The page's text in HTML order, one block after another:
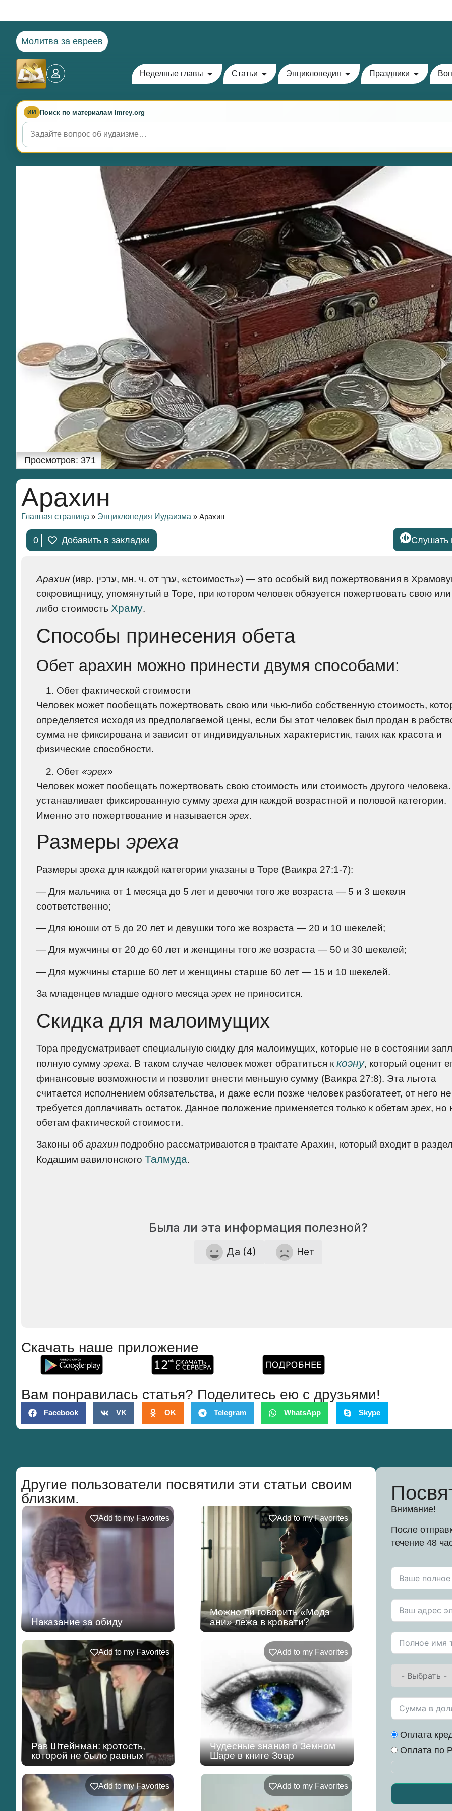
Молитва за евреев
Неделные главы Статьи Энциклопедия Праздники
ИИ Поиск по материалам Imrey.org
Просмотров: 371
Арахин
Главная страница » Энциклопедия Иудаизма » Арахин
0 Добавить в закладки Слушать
Арахин (ивр. ערכין, мн. ч. от ערך, «стоимость») — это особый вид пожертвования в Храмовую
сокровищницу, упомянутый в Торе, при котором человек обязуется пожертвовать свою
либо стоимость Храму.
Способы принесения обета
Обет арахин можно принести двумя способами:
Обет фактической стоимости
Человек может пообещать пожертвовать свою или чью-либо собственную стоимость,
определяется исходя из предполагаемой цены, если бы этот человек был продан в
сумма не фиксирована и зависит от индивидуальных характеристик, таких как красота и
физические способности.
Обет «эрех»
Человек может пообещать пожертвовать свою стоимость или стоимость другого
устанавливает фиксированную сумму эреха для каждой возрастной и половой категории.
Именно это пожертвование и называется эрех.
Размеры эреха
Размеры эреха для каждой категории указаны в Торе (Ваикра 27:1-7):
— Для мальчика от 1 месяца до 5 лет и девочки того же возраста — 5 и 3 шекеля
соответственно;
— Для юноши от 5 до 20 лет и девушки того же возраста — 20 и 10 шекелей;
— Для мужчины от 20 до 60 лет и женщины того же возраста — 50 и 30 шекелей;
— Для мужчины старше 60 лет и женщины старше 60 лет — 15 и 10 шекелей.
За младенцев младше одного месяца эрех не приносится.
Скидка для малоимущих
Тора предусматривает специальную скидку для малоимущих, которые не в состоянии
полную сумму эреха. В таком случае человек может обратиться к коэну, который оценит
финансовые возможности и позволит внести меньшую сумму (Ваикра 27:8). Эта льгота
считается исполнением обязательства, и даже если позже человек разбогатеет, от него не
требуется доплачивать остаток. Данное положение применяется только к обетам эрех, но
обетам фактической стоимости.
Законы об арахин подробно рассматриваются в трактате Арахин, который входит в
Кодашим вавилонского Талмуда.
Была ли эта информация полезной?
Да (4) Нет
Скачать наше приложение
Вам понравилась статья? Поделитесь ею с друзьями!
Facebook VK OK Telegram WhatsApp Skype
Другие пользователи посвятили эти статьи своим
близким.
Add to my Favorites
Наказание за обиду
Add to my Favorites
Можно ли говорить «Модэ
ани» лёжа в кровати?
Add to my Favorites
Рав Штейнман: кротость,
которой не было равных
Add to my Favorites
Чудесные знания о Земном
Шаре в книге Зоар
Add to my Favorites Add to my Favorites
Внимание!
После
течение 48
Оплата
Оплата по